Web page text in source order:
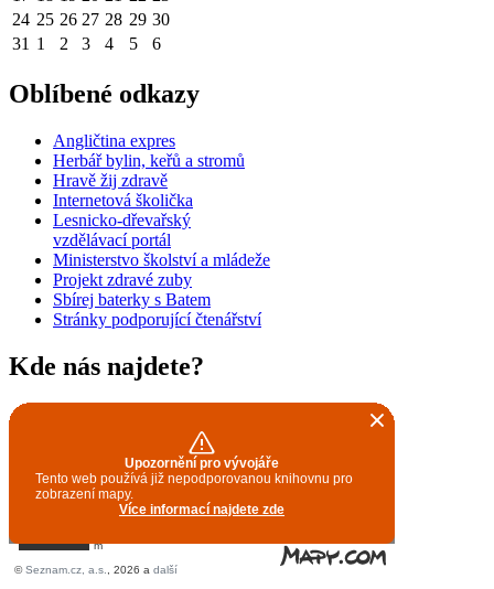
24 25 26 27 28 29 30
31 1 2 3 4 5 6
Oblíbené odkazy
Angličtina expres
Herbář bylin, keřů a stromů
Hravě žij zdravě
Internetová školička
Lesnicko-dřevařský
vzdělávací portál
Ministerstvo školství a mládeže
Projekt zdravé zuby
Sbírej baterky s Batem
Stránky podporující čtenářství
Kde nás najdete?